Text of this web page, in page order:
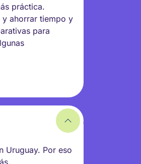
práctica.
y ahorrar tiempo y
para
Uruguay. Por eso